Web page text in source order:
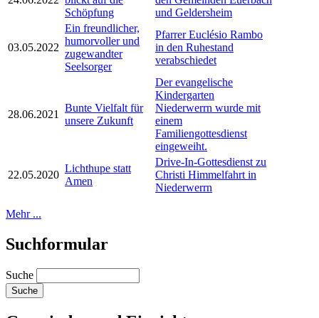
Schöpfung
und Geldersheim
03.05.2022
Ein freundlicher,
humorvoller und
zugewandter
Seelsorger
Pfarrer Euclésio Rambo
in den Ruhestand
verabschiedet
28.06.2021
Bunte Vielfalt für
unsere Zukunft
Der evangelische
Kindergarten
Niederwerrn wurde mit
einem
Familiengottesdienst
eingeweiht.
22.05.2020
Lichthupe statt
Amen
Drive-In-Gottesdienst zu
Christi Himmelfahrt in
Niederwerrn
Mehr ...
Suchformular
Suche